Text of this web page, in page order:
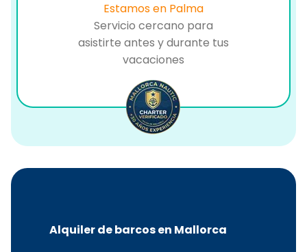
Estamos en Palma
Servicio cercano para
asistirte antes y durante tus
vacaciones
Alquiler de barcos en Mallorca